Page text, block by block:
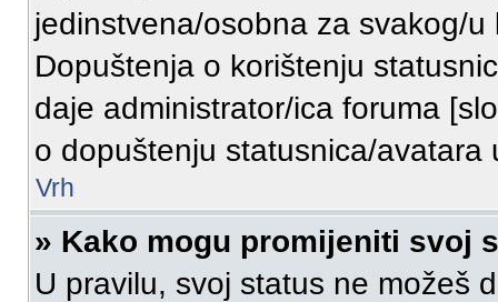
jedinstvena/osobna za svakog/u
Dopuštenja o korištenju
daje administrator/ica foruma
o dopuštenju statusnica/avatara
Vrh
» Kako mogu promijeniti svoj
U pravilu, svoj status ne možeš